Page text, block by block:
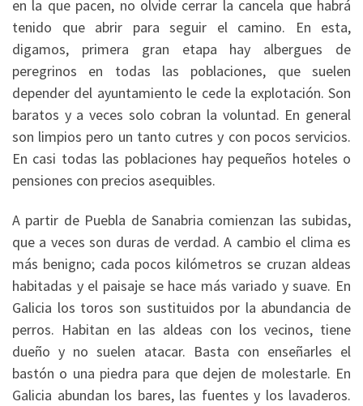
en la que pacen, no olvide cerrar la cancela que habrá
tenido que abrir para seguir el camino. En esta,
digamos, primera gran etapa hay albergues de
peregrinos en todas las poblaciones, que suelen
depender del ayuntamiento le cede la explotación. Son
baratos y a veces solo cobran la voluntad. En general
son limpios pero un tanto cutres y con pocos servicios.
En casi todas las poblaciones hay pequeños hoteles o
pensiones con precios asequibles.
A partir de Puebla de Sanabria comienzan las subidas,
que a veces son duras de verdad. A cambio el clima es
más benigno; cada pocos kilómetros se cruzan aldeas
habitadas y el paisaje se hace más variado y suave. En
Galicia los toros son sustituidos por la abundancia de
perros. Habitan en las aldeas con los vecinos, tiene
dueño y no suelen atacar. Basta con enseñarles el
bastón o una piedra para que dejen de molestarle. En
Galicia abundan los bares, las fuentes y los lavaderos.